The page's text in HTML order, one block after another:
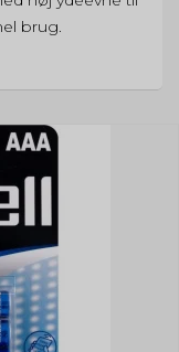
brug.